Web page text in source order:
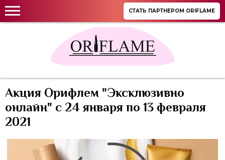
СТАТЬ ПАРТНЕРОМ ORIFLAME
Акция Орифлем "Эксклюзивно
онлайн" c 24 января по 13 февраля
2021